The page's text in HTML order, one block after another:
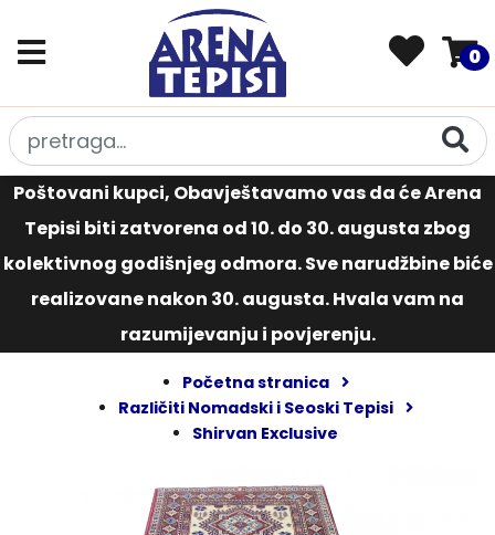
0
Poštovani kupci, Obavještavamo vas da će Arena
Tepisi biti zatvorena od 10. do 30. augusta zbog
kolektivnog godišnjeg odmora. Sve narudžbine biće
realizovane nakon 30. augusta. Hvala vam na
razumijevanju i povjerenju.
Početna stranica
Različiti Nomadski i Seoski Tepisi
Shirvan Exclusive